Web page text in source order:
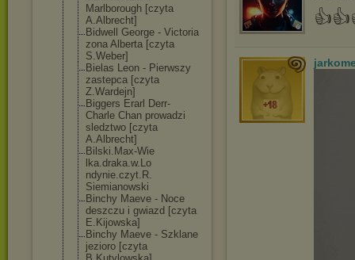
Marlborough [czyta
A.Albrecht]
Bidwell George - Victoria
zona Alberta [czyta
S.Weber]
Bielas Leon - Pierwszy
zastepca [czyta
Z.Wardejn]
Biggers Erarl Derr-
Charle Chan prowadzi
sledztwo [czyta
A.Albrecht]
Bilski.Max-Wie
lka.draka.w.Lo
ndynie.czyt.R.
Siemianowski
Binchy Maeve - Noce
deszczu i gwiazd [czyta
E.Kijowska]
Binchy Maeve - Szklane
jezioro [czyta